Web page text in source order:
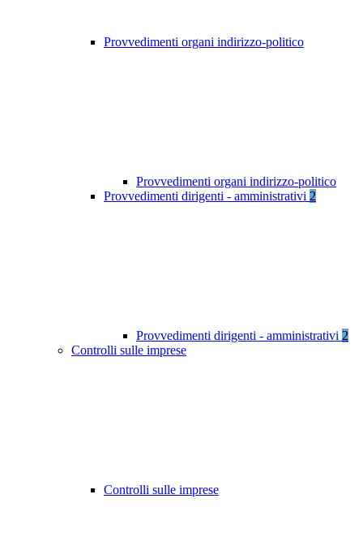
Provvedimenti organi indirizzo-politico
Provvedimenti organi indirizzo-politico
Provvedimenti dirigenti - amministrativi 2
Provvedimenti dirigenti - amministrativi 2
Controlli sulle imprese
Controlli sulle imprese